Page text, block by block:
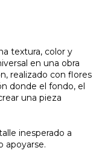
textura, color y
en una obra
realizado con flores
donde el fondo, el
una pieza
inesperado a
apoyarse.